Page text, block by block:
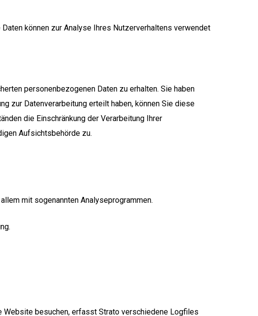
können zur Analyse Ihres Nutzerverhaltens verwendet
personenbezogenen Daten zu erhalten. Sie haben
zur Datenverarbeitung erteilt haben, können Sie diese
die Einschränkung der Verarbeitung Ihrer
Aufsichtsbehörde zu.
mit sogenannten Analyseprogrammen.
Website besuchen, erfasst Strato verschiedene Logfiles